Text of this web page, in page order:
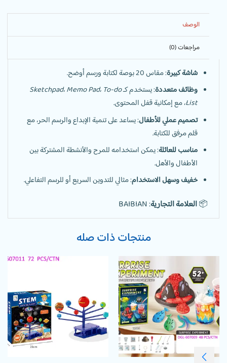
الوصف
مراجعات (0)
شاشة كبيرة: مقاس 20 بوصة لكتابة ورسم أوضح.
وظائف متعددة: يستخدم كـ Sketchpad،Memo Pad، To-do
List، مع إمكانية قفل المحتوى.
تصميم عملي للأطفال: يساعد على تنمية الإبداع والرسم الحر، مع
قلم مرفق للكتابة.
مناسب للعائلة: يمكن استخدامه للمرح والأنشطة المشتركة بين
الأطفال والأهل.
خفيف وسهل الاستخدام: مثالي للتدوين السريع أو للرسم التفاعلي.
📦العلامة التجارية: BAIBIAN
منتجات ذات صله